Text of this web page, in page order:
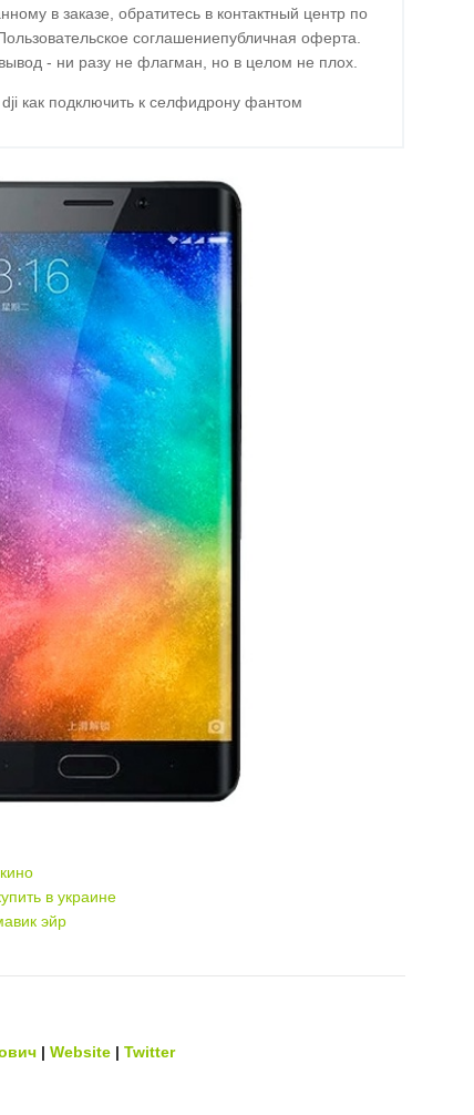
в заказе, обратитесь в контактный центр по
соглашениепубличная оферта.
- ни разу не флагман, но в целом не плох.
как подключить к селфидрону фантом
в украине
эйр
|Website |Twitter